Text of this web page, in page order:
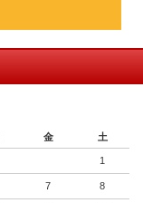
金 土
1
7 8